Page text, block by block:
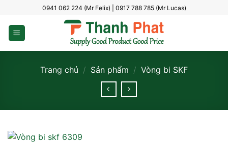
dung
0941 062 224 (Mr Felix) | 0917 788 785 (Mr Lucas)
Trang chủ / Sản phẩm / Vòng bi SKF